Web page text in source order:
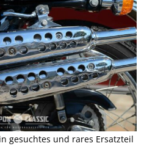
gesuchtes und rares Ersatzteil